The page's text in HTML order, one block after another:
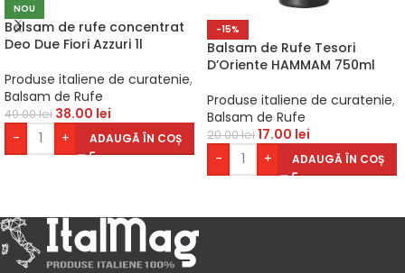
NOU
Balsam de rufe concentrat
Deo Due Fiori Azzuri 1l
Produse italiene de curatenie,
Balsam de Rufe
40.00lei 38.00 lei
-
+ ADAUGĂ ÎN COȘ
-15%
Balsam de Rufe Tesori
D’Oriente HAMMAM 750ml
Produse italiene de curatenie,
Balsam de Rufe
20.00lei17.00 lei
-
+ ADAUGĂ ÎN COȘ